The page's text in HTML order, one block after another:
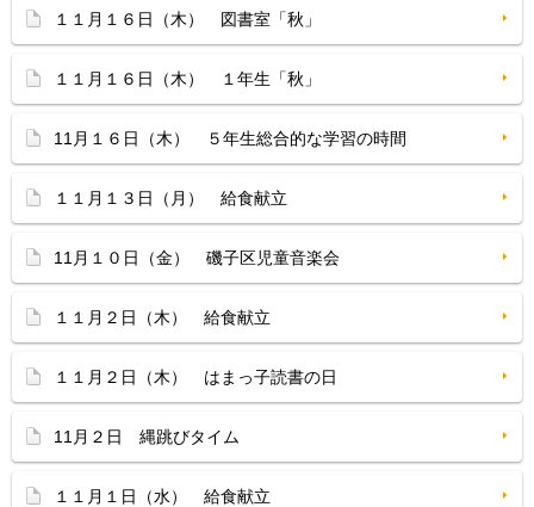
１１月１６日（木） 図書室「秋」
１１月１６日（木） １年生「秋」
11月１６日（木） ５年生総合的な学習の時間
１１月１３日（月） 給食献立
11月１０日（金） 磯子区児童音楽会
１１月２日（木） 給食献立
１１月２日（木） はまっ子読書の日
11月２日 縄跳びタイム
１１月１日（水） 給食献立